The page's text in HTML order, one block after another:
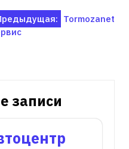
Tormozanet
записи